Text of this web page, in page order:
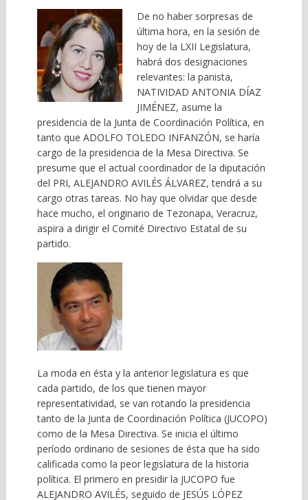
De no haber sorpresas de
última hora, en la sesión de
hoy de la LXII Legislatura,
habrá dos designaciones
relevantes: la panista,
NATIVIDAD ANTONIA DÍAZ
JIMÉNEZ, asume la
presidencia de la Junta de Coordinación Política, en
tanto que ADOLFO TOLEDO INFANZÓN, se haría
cargo de la presidencia de la Mesa Directiva. Se
presume que el actual coordinador de la diputación
del PRI, ALEJANDRO AVILÉS ÁLVAREZ, tendrá a su
cargo otras tareas. No hay que olvidar que desde
hace mucho, el originario de Tezonapa, Veracruz,
aspira a dirigir el Comité Directivo Estatal de su
partido.
La moda en ésta y la anterior legislatura es que
cada partido, de los que tienen mayor
representatividad, se van rotando la presidencia
tanto de la Junta de Coordinación Política (JUCOPO)
como de la Mesa Directiva. Se inicia el último
período ordinario de sesiones de ésta que ha sido
calificada como la peor legislatura de la historia
política. El primero en presidir la JUCOPO fue
ALEJANDRO AVILÉS, seguido de JESÚS LÓPEZ